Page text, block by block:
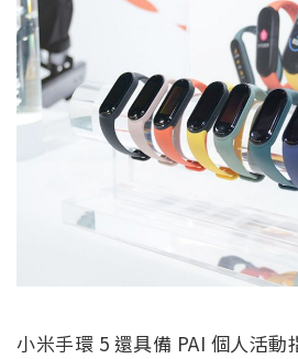
小米手環 5 還具備 PAI 個人活動